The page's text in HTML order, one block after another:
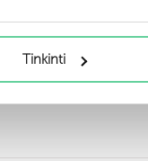
Tinkinti